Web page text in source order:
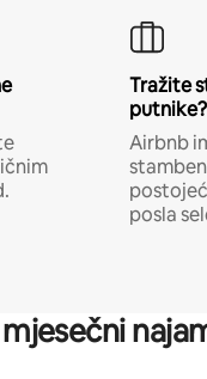
Tražite
putnike?
Airbnb
posla